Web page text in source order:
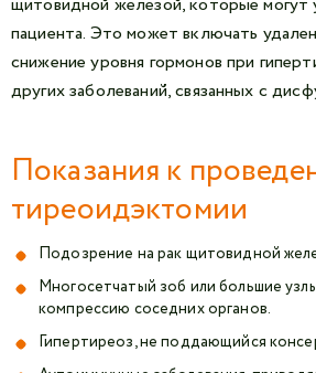
щитовидной железой, которые могут
пациента. Это может включать
снижение уровня гормонов при
других заболеваний, связанных с
Показания к
тиреоидэктомии
Подозрение на рак щитовидной
Многосетчатый зоб или большие
компрессию соседних органов.
Гипертиреоз, не поддающийся